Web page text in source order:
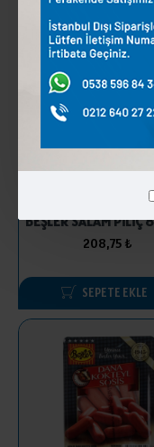
BEŞLER SALAM PİLİÇ
208,75 ₺
SEPETE EKLE